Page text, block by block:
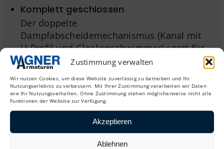
Zustimmung verwalten
Wir nutzen Cookies, um diese Website zuverlässig zu betreiben und Ihr
Nutzungserlebnis zu verbessern. Mit Ihrer Zustimmung verarbeiten wir Daten
wie Ihr Nutzungsverhalten. Ohne Zustimmung stehen möglicherweise nicht alle
Funktionen der Website zur Verfügung.
Akzeptieren
Ablehnen
Komplett geschlossen
Der doppelte
Dampfabscheidemechanismus (Kanal mit
U-Profil und Glockenschwimmer) sorgt für
eine zuverlässige Dampfabscheidung und
gewährleistet die Dichtigkeit des
Kondensatableiters.
Kein Dampf- oder Lufteinschluss
Bei diesem Modell kommt es dank einer
kleinen Entlüftungsöffnung im oberen Teil
des Glockenschwimmers nicht zu Dampf-